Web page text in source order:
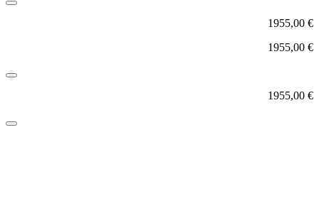
1955,00 €
1955,00 €
1955,00 €